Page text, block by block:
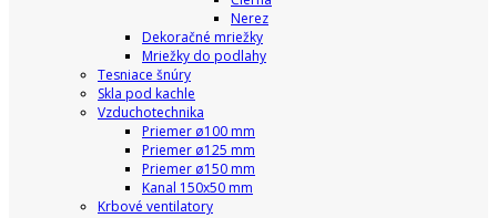
Nerez
Dekoračné mriežky
Mriežky do podlahy
Tesniace šnúry
Skla pod kachle
Vzduchotechnika
Priemer ø100 mm
Priemer ø125 mm
Priemer ø150 mm
Kanal 150x50 mm
Krbové ventilatory